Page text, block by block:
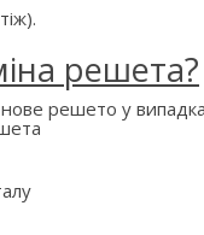
решета?
решето у